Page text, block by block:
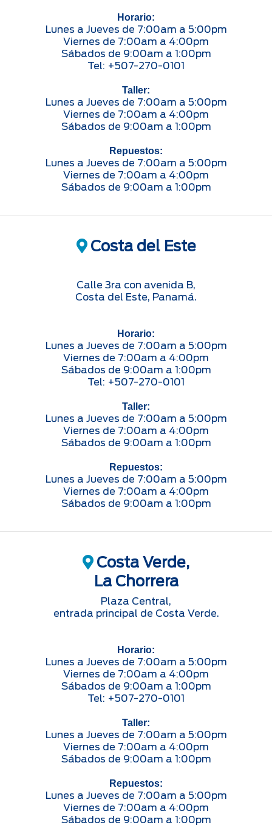
Horario:
Lunes a Jueves de 7:00am a 5:00pm
Viernes de 7:00am a 4:00pm
Sábados de 9:00am a 1:00pm
Tel: +507-270-0101
Taller:
Lunes a Jueves de 7:00am a 5:00pm
Viernes de 7:00am a 4:00pm
Sábados de 9:00am a 1:00pm
Repuestos:
Lunes a Jueves de 7:00am a 5:00pm
Viernes de 7:00am a 4:00pm
Sábados de 9:00am a 1:00pm
Costa del Este
Calle 3ra con avenida B,
Costa del Este, Panamá.
Horario:
Lunes a Jueves de 7:00am a 5:00pm
Viernes de 7:00am a 4:00pm
Sábados de 9:00am a 1:00pm
Tel: +507-270-0101
Taller:
Lunes a Jueves de 7:00am a 5:00pm
Viernes de 7:00am a 4:00pm
Sábados de 9:00am a 1:00pm
Repuestos:
Lunes a Jueves de 7:00am a 5:00pm
Viernes de 7:00am a 4:00pm
Sábados de 9:00am a 1:00pm
Costa Verde,
La Chorrera
Plaza Central,
entrada principal de Costa Verde.
Horario:
Lunes a Jueves de 7:00am a 5:00pm
Viernes de 7:00am a 4:00pm
Sábados de 9:00am a 1:00pm
Tel: +507-270-0101
Taller:
Lunes a Jueves de 7:00am a 5:00pm
Viernes de 7:00am a 4:00pm
Sábados de 9:00am a 1:00pm
Repuestos:
Lunes a Jueves de 7:00am a 5:00pm
Viernes de 7:00am a 4:00pm
Sábados de 9:00am a 1:00pm